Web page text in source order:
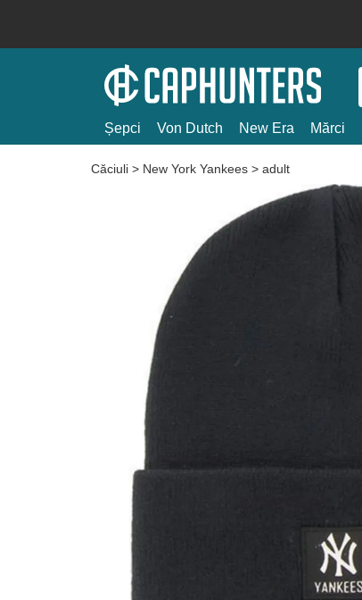
Șepci Von Dutch New Era Mărci
Căciuli > New York Yankees > adult